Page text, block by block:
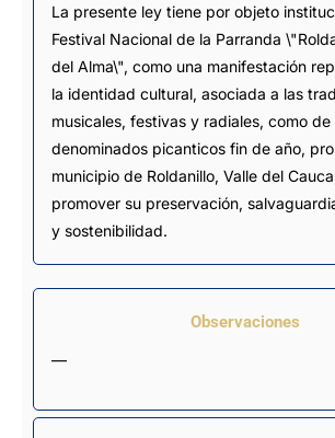
La presente ley tiene por objeto
Festival Nacional de la Parranda
del Alma\", como una manifestación
la identidad cultural, asociada a las
musicales, festivas y radiales, como de
denominados picanticos fin de año,
municipio de Roldanillo, Valle del
promover su preservación,
y sostenibilidad.
Observaciones
—